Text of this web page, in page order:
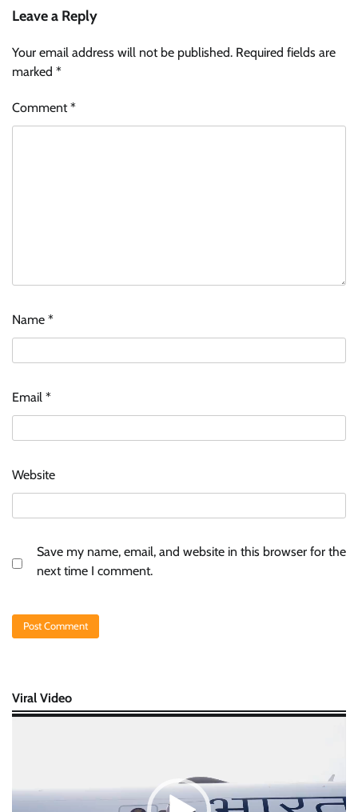
Leave a Reply
Your email address will not be published. Required fields are
marked *
Comment*
Name *
Email *
Website
Save my name, email, and website in this browser for the
next time I comment.
Viral Video